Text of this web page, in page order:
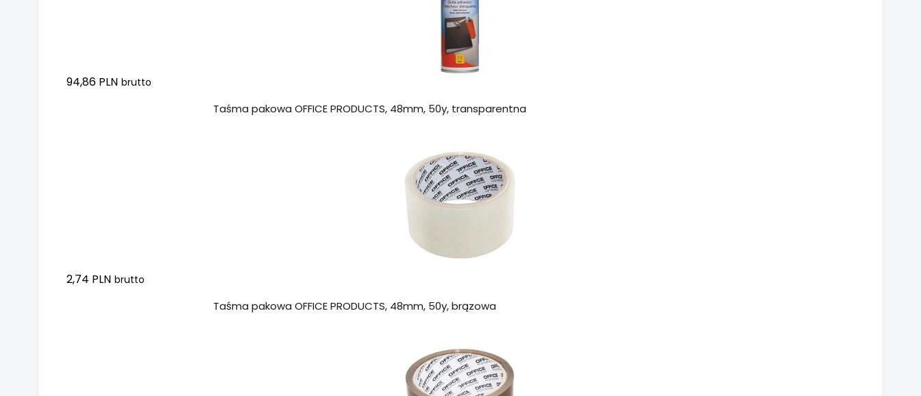
94,86 PLN brutto
Taśma pakowa OFFICE PRODUCTS, 48mm, 50y, transparentna
2,74 PLN brutto
Taśma pakowa OFFICE PRODUCTS, 48mm, 50y, brązowa